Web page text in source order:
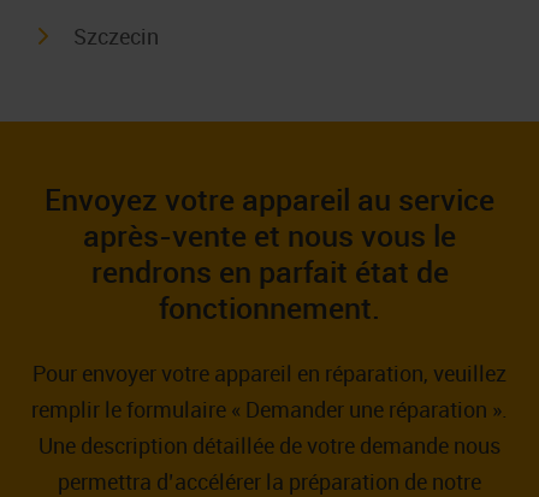
Szczecin
Envoyez votre appareil au service
après-vente et nous vous le
rendrons en parfait état de
fonctionnement.
Pour envoyer votre appareil en réparation, veuillez
remplir le formulaire « Demander une réparation ».
Une description détaillée de votre demande nous
permettra d’accélérer la préparation de notre